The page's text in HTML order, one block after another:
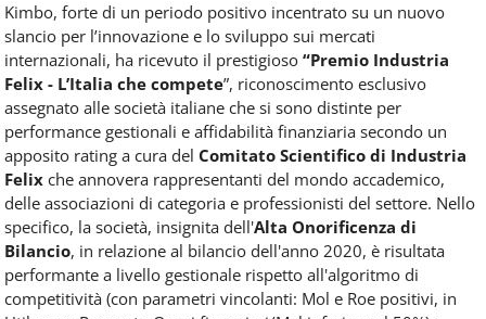
Kimbo, forte di un periodo positivo incentrato su un nuovo
slancio per l’innovazione e lo sviluppo sui mercati
internazionali, ha ricevuto il prestigioso “Premio Industria
Felix - L’Italia che compete”, riconoscimento esclusivo
assegnato alle società italiane che si sono distinte per
performance gestionali e affidabilità finanziaria secondo un
apposito rating a cura del Comitato Scientifico di Industria
Felix che annovera rappresentanti del mondo accademico,
delle associazioni di categoria e professionisti del settore. Nello
specifico, la società, insignita dell'Alta Onorificenza di
Bilancio, in relazione al bilancio dell'anno 2020, è risultata
performante a livello gestionale rispetto all'algoritmo di
competitività (con parametri vincolanti: Mol e Roe positivi, in